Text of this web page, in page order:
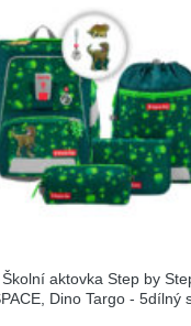
Školní aktovka Step by
Dino Targo - 5dílný